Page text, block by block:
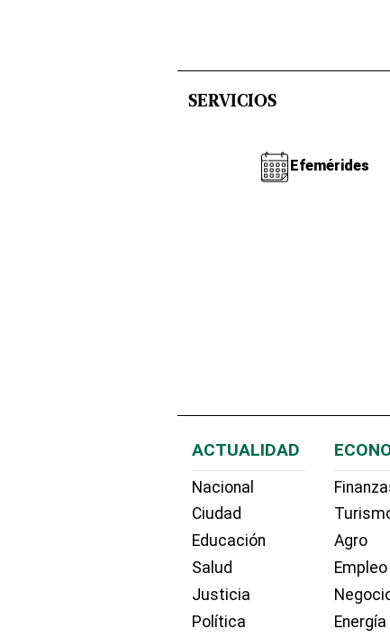
SERVICIOS
Efemérides
ACTUALIDAD
Nacional
Ciudad
Educación
Salud
Justicia
Política
Agro
Empleo
Energía